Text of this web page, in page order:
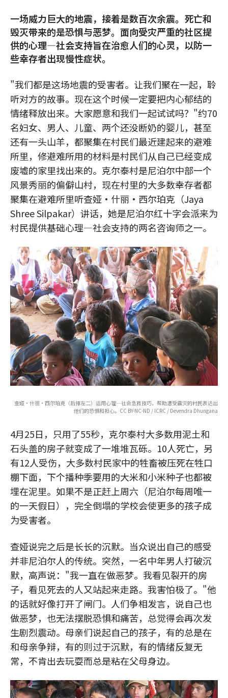
一场威力巨大的地震，接着是数百次余震。死亡和
毁灭带来的是恐惧与恶梦。面向受灾严重的社区提
供的心理—社会支持旨在治愈人们的心灵，以防一
些幸存者出现慢性症状。
"我们都是这场地震的受害者。让我们聚在一起，聆
听对方的故事。现在这个时候一定要把内心郁结的
情绪释放出来。大家愿意和我们一起试试吗？"约70
名妇女、男人、儿童、两个还没断奶的婴儿，甚至
还有一头山羊，都聚集在村民们最近建起来的避难
所里，修避难所用的材料是村民们从自己已经变成
废墟的家里找出来的。克尔泰村是尼泊尔中部一个
风景秀丽的偏僻山村，现在村里的大多数幸存者都
聚集在避难所里听查娅·什丽·西尔珀克（Jaya
Shree Silpakar）讲话，她是尼泊尔红十字会派来为
村民提供基础心理—社会支持的两名咨询师之一。
查娅•什丽•西尔珀克（后排左二）运用心理—社会急救技巧，帮助遭受震灾的村民表达出
他们的恐惧和担心。CC BY-NC-ND / ICRC / Devendra Dhungana
4月25日，只用了55秒，克尔泰村大多数用泥土和
石头盖的房子就变成了一堆堆瓦砾。10人死亡，另
有12人受伤，大多数村民家中的牲畜被压死在牲口
棚下面，下个播种季要用的大米和小米种子也都被
埋在泥里。如果不是正赶上周六（尼泊尔每周唯一
的一天假日），完全倒塌的学校会使更多的孩子成
为受害者。
查娅说完之后是长长的沉默。当众说出自己的感受
并非尼泊尔人的传统。突然，一名中年男人打破沉
默，高声说："我一直在做恶梦。我看见裂开的房
子，看见死去的人又站起来走路。我害怕极了。"他
的话就好像打开了闸门。人们争相发言，说自己也
做恶梦，也无法摆脱恐惧和痛苦，总觉得会再次发
生剧烈震动。母亲们说起自己的孩子，有的总是在
和母亲争辩，有的则过于沉默，有的情绪反复无
常，不肯出去玩耍而总是粘在父母身边。